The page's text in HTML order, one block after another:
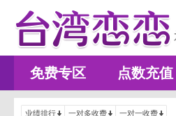
免费专区 点数充值
业绩排行 一对多收费 一对一收费